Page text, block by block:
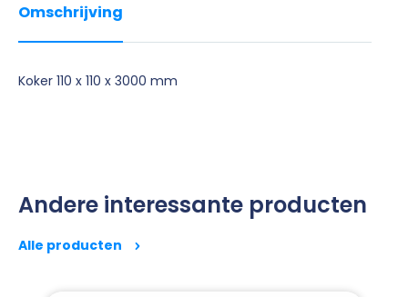
Omschrijving
Koker 110 x 110 x 3000 mm
Andere interessante producten
Alle producten